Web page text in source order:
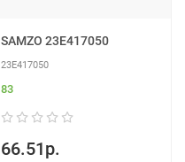
SAMZO 23E417050
23E417050
83
66.51р.